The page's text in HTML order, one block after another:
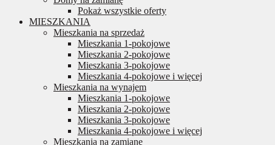
Pokaż wszystkie oferty
MIESZKANIA
Mieszkania na sprzedaż
Mieszkania 1-pokojowe
Mieszkania 2-pokojowe
Mieszkania 3-pokojowe
Mieszkania 4-pokojowe i więcej
Mieszkania na wynajem
Mieszkania 1-pokojowe
Mieszkania 2-pokojowe
Mieszkania 3-pokojowe
Mieszkania 4-pokojowe i więcej
Mieszkania na zamianę